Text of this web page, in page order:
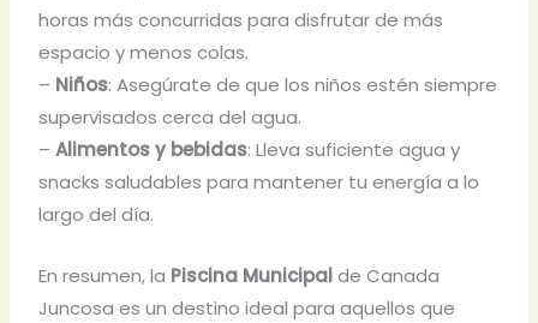
horas más concurridas para disfrutar de más
espacio y menos colas.
– Niños: Asegúrate de que los niños estén siempre
supervisados cerca del agua.
–Alimentos y bebidas: Lleva suficiente agua y
snacks saludables para mantener tu energía a lo
largo del día.
En resumen, la Piscina Municipalde Canada
Juncosa es un destino ideal para aquellos que